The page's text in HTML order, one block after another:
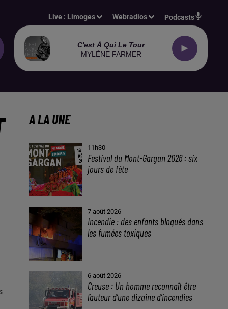
Live : Limoges Webradios Podcasts
C'est À Qui Le Tour
MYLÈNE FARMER
A LA UNE
11h30
Festival du Mont-Gargan 2026 : six
jours de fête
7 août 2026
Incendie : des enfants bloqués dans
les fumées toxiques
6 août 2026
Creuse : Un homme reconnaît être
l’auteur d’une dizaine d’incendies